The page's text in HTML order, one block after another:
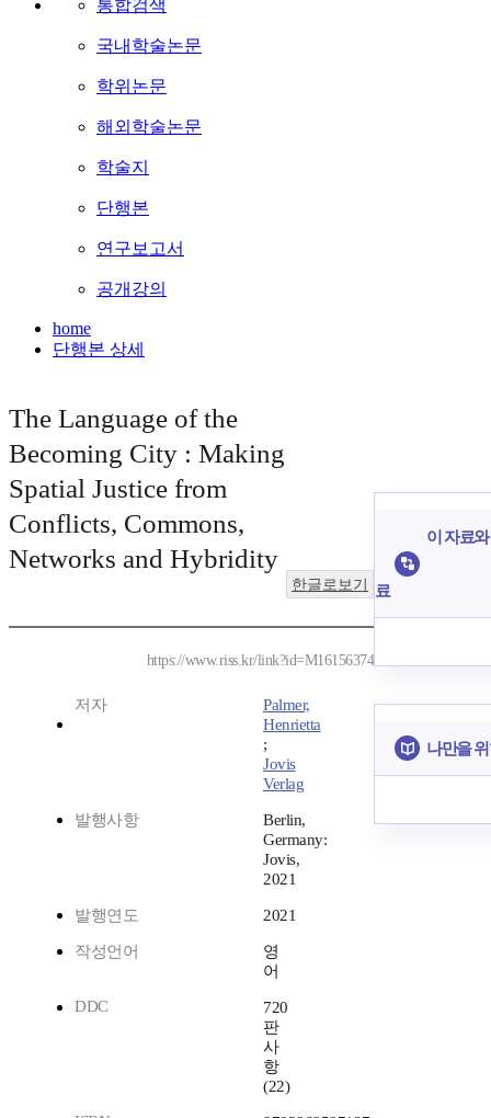
통합검색
국내학술논문
학위논문
해외학술논문
학술지
단행본
연구보고서
공개강의
home
단행본 상세
The Language of the
Becoming City : Making
Spatial Justice from
Conflicts, Commons,
Networks and Hybridity
한글로보기
https://www.riss.kr/link?id=M16156374
저자
Palmer,
Henrietta
;
Jovis
Verlag
발행사항
Berlin,
Germany:
Jovis,
2021
발행연도 2021
작성언어
영
어
DDC
720
판
사
항
(22)
이 자료
료
나만을